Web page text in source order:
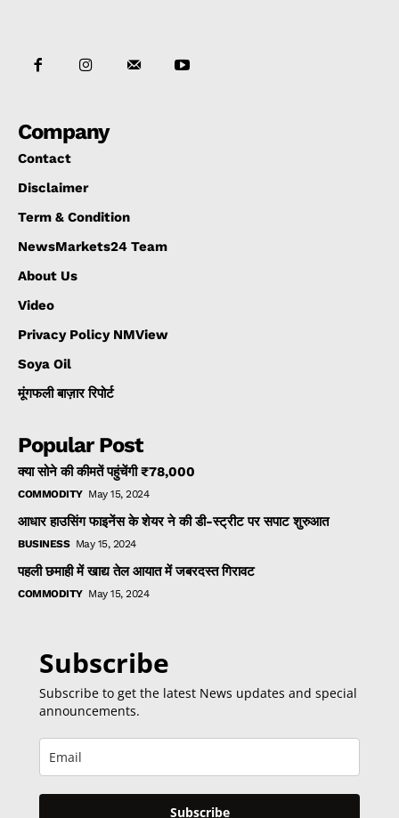
Company
Contact
Disclaimer
Term & Condition
NewsMarkets24 Team
About Us
Video
Privacy Policy NMView
Soya Oil
मूंगफली बाज़ार रिपोर्ट
Popular Post
क्या सोने की कीमतें पहुंचेंगी ₹78,000
COMMODITY May 15, 2024
आधार हाउसिंग फाइनेंस के शेयर ने की डी-स्ट्रीट पर सपाट शुरुआत
BUSINESS May 15, 2024
पहली छमाही में खाद्य तेल आयात में जबरदस्त गिरावट
COMMODITY May 15, 2024
Subscribe
Subscribe to get the latest News updates and special
announcements.
Subscribe